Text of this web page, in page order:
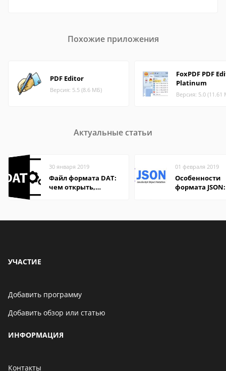
Похожие приложения
PDF Editor
Версия: 5.5 (8.6 МБ)
FoxPDF PDF
Platinum
Версия: 5.0 (11.61
Актуальные статьи
30 января 2019
Файл формата DAT:
чем открыть,
01 февраля 2019
Особенности
формата
УЧАСТИЕ
Добавить программу
Добавить обзор или статью
ИНФОРМАЦИЯ
Контакты